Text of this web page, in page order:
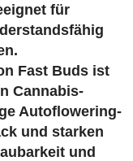
für
Fast Buds ist
Cannabis-
Autoflowering-
und starken
und